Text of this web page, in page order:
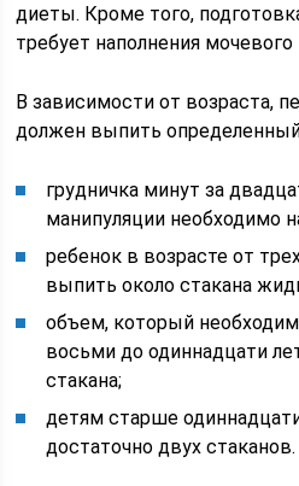
диеты. Кроме того,
требует наполнения мочевого
В зависимости от возраста,
должен выпить
грудничка минут за
манипуляции необходимо
ребенок в возрасте от
выпить около стакана
объем, который
восьми до одиннадцати
стакана;
детям старше
достаточно двух стаканов.